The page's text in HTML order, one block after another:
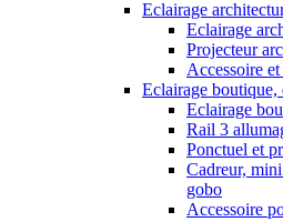
Eclairage
Eclairage
Projecteur
Accessoire
Eclairage boutique,
Eclairage
Rail 3
Ponctuel et
Cadreur,
gobo
Accessoire